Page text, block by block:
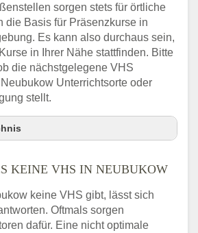
sorgen stets für örtliche
die Basis für Präsenzkurse in
Es kann also durchaus sein,
in Ihrer Nähe stattfinden. Bitte
die nächstgelegene VHS
Unterrichtsorte oder
stellt.
VHS-Kurse in Ihrer Nähe
in der Region rund um
KEINE VHS IN NEUBUKOW
keine VHS gibt, lässt sich
Oftmals sorgen
dafür. Eine nicht optimale